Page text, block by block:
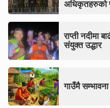
अधिकृतहरुको
राप्ती नदीमा
संयुक्त उद्धार
गाउँमै सम्भावना